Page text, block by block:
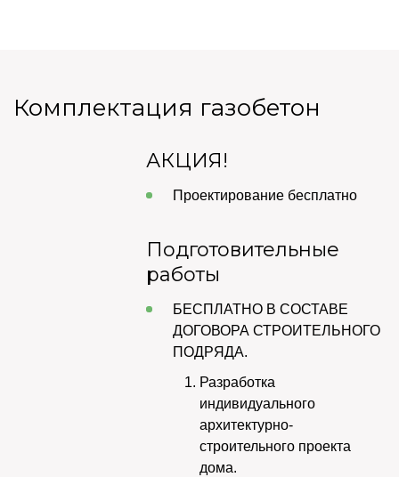
Комплектация газобетон
АКЦИЯ!
Проектирование бесплатно
Подготовительные
работы
БЕСПЛАТНО В СОСТАВЕ
ДОГОВОРА СТРОИТЕЛЬНОГО
ПОДРЯДА.
Разработка
индивидуального
архитектурно-
строительного проекта
дома.